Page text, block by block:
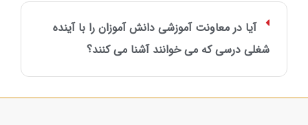
آیا در معاونت آموزشی دانش آموزان را با آینده
شغلی درسی که می خوانند آشنا می کنند؟